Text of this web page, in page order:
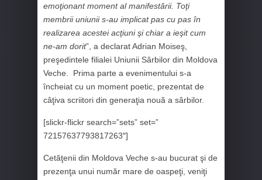
emoţionant moment al manifestării. Toţi
membrii uniunii s-au implicat pas cu pas în
realizarea acestei acţiuni şi chiar a ieşit cum
ne-am dorit”, a declarat Adrian Moiseş,
preşedintele filialei Uniunii Sârbilor din Moldova
Veche. Prima parte a evenimentului s-a
încheiat cu un moment poetic, prezentat de
câţiva scriitori din generaţia nouă a sârbilor.
[slickr-flickr search=”sets” set=”
72157637793817263″]
Cetăţenii din Moldova Veche s-au bucurat şi de
prezenţa unui număr mare de oaspeţi, veniţi